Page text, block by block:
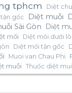
tphcm Diệt
gốc Diệt muỗi
Sài Gòn Diệt
mối Diệt mối dưới
Diệt mối tận gốc
Muoi van Chau Phi
muỗi Thuốc diệt